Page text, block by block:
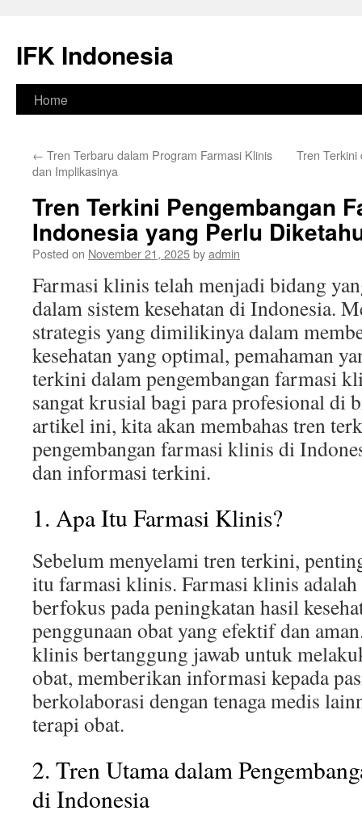
content
IFK Indonesia
Home
← Tren Terbaru dalam Program Farmasi Klinis
dan Implikasinya
Tren Terkini
Tren Terkini Pengembangan
Indonesia yang Perlu
Posted on November 21, 2025byadmin
Farmasi klinis telah menjadi bidang
dalam sistem kesehatan di Indonesia.
strategis yang dimilikinya dalam
kesehatan yang optimal, pemahaman
terkini dalam pengembangan farmasi
sangat krusial bagi para profesional di
artikel ini, kita akan membahas tren
pengembangan farmasi klinis di
dan informasi terkini.
1. Apa Itu Farmasi Klinis?
Sebelum menyelami tren terkini,
itu farmasi klinis. Farmasi klinis adalah
berfokus pada peningkatan hasil
penggunaan obat yang efektif dan
klinis bertanggung jawab untuk
obat, memberikan informasi kepada
berkolaborasi dengan tenaga medis
terapi obat.
2. Tren Utama dalam
di Indonesia